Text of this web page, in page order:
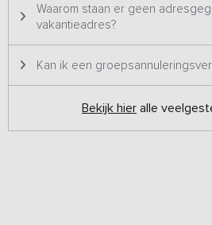
Waarom staan er geen
vakantieadres?
Kan ik een
Bekijk hier alle